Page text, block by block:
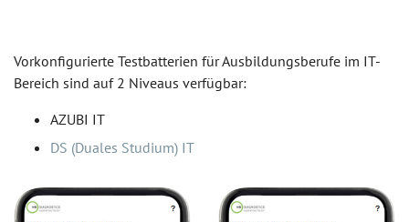
Vorkonfigurierte Testbatterien für Ausbildungsberufe im IT-
Bereich sind auf 2 Niveaus verfügbar:
AZUBI IT
DS (Duales Studium) IT